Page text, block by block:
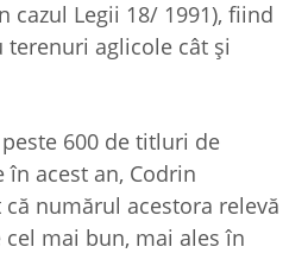
cazul Legii 18/ 1991), fiind
aglicole cât şi
600 de titluri de
acest an, Codrin
numărul acestora relevă
mai bun, mai ales în